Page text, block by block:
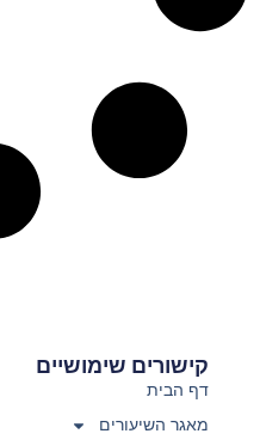
קישורים שימושיים
דף הבית
מאגר השיעורים